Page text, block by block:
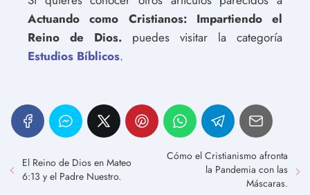
Actuando como Cristianos: Impartiendo el
Reino de Dios. puedes visitar la categoría
Estudios Bíblicos.
El Reino de Dios en Mateo
6:13 y el Padre Nuestro.
Cómo el Cristianismo afronta
la Pandemia con las
Máscaras.